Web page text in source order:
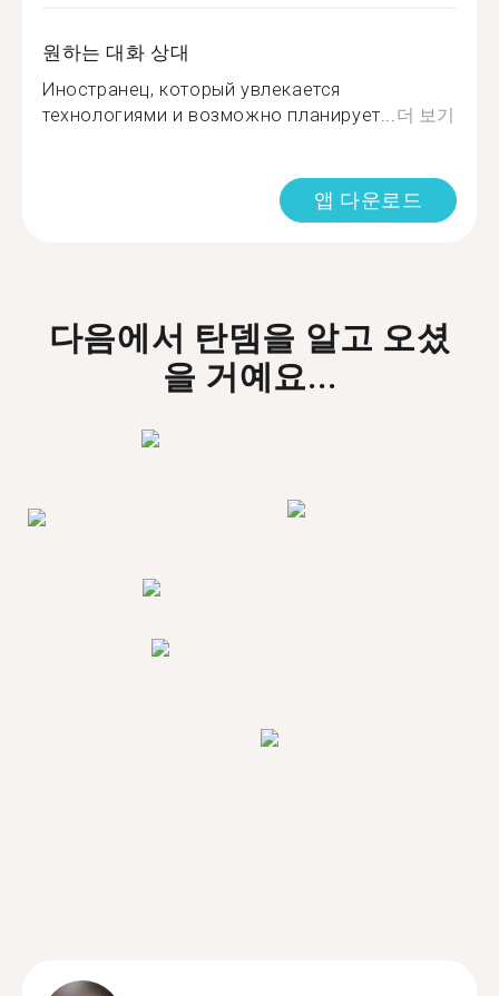
원하는 대화 상대
Иностранец, который увлекается
технологиями и возможно планирует...더 보기
앱 다운로드
다음에서 탄뎀을 알고 오셨
을 거예요...